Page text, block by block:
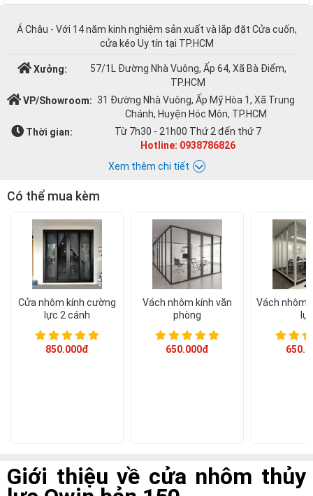
Á Châu - Với 14 năm kinh nghiệm sản xuất và lắp đặt Cửa cuốn,
cửa kéo Uy tín tại TP.HCM
Xưởng:
57/1L Đường Nhà Vuông, Ấp 64, Xã Bà Điểm,
TP.HCM
VP/Showroom: 31 Đường Nhà Vuông, Ấp Mỹ Hòa 1, Xã Trung
Chánh, Huyện Hóc Môn, TP.HCM
Thời gian:
Từ 7h30 - 21h00 Thứ 2 đến thứ 7
Hotline: 0938786826
Xem thêm chi tiết
Chat với Á CHÂU:
Á CHÂU
0938786826
Email:cuacuonachau@gmail.com
Có thể mua kèm
Cửa nhôm kính cường
lực 2 cánh
850.000đ
Vách nhôm kính văn
phòng
650.000đ
Vách nhôm
Giới thiệu về cửa nhôm thủy